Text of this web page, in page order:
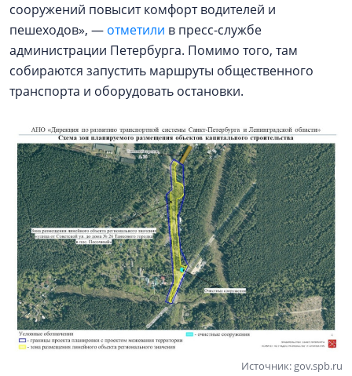
сооружений повысит комфорт водителей и
пешеходов», — отметили в пресс-службе
администрации Петербурга. Помимо того, там
собираются запустить маршруты общественного
транспорта и оборудовать остановки.
Источник: gov.spb.ru